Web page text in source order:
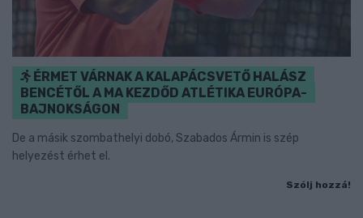
ÉRMET VÁRNAK A KALAPÁCSVETŐ HALÁSZ
BENCÉTŐL A MA KEZDŐD ATLÉTIKA EURÓPA-
BAJNOKSÁGON
De a másik szombathelyi dobó, Szabados Ármin is szép
helyezést érhet el.
Szólj hozzá!